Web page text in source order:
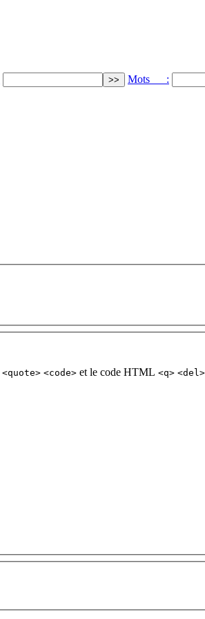
Mots :
<quote> <code> et le code HTML <q> <del>